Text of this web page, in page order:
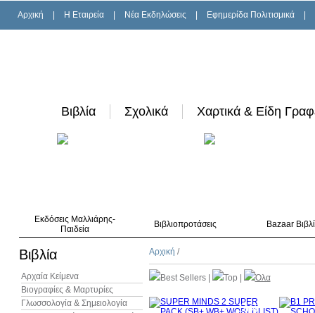
Αρχική H Εταιρεία Νέα Εκδηλώσεις Εφημερίδα Πολιτισμικά
Βιβλία Σχολικά Χαρτικά & Είδη
Εκδόσεις Μαλλιάρης-
Παιδεία
Βιβλιοπροτάσεις Bazaar
Βιβλία
Αρχαία Κείμενα
Βιογραφίες & Μαρτυρίες
Γλωσσολογία & Σημειολογία
Αρχική /
Best Sellers| Top Όλα
10%